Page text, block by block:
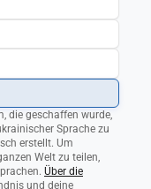
die geschaffen wurde,
Sprache zu
erstellt. Um
Welt zu teilen,
Über die
und deine